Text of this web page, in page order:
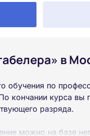
в
обучения по
кончании курса вы
разряда.
можно на базе